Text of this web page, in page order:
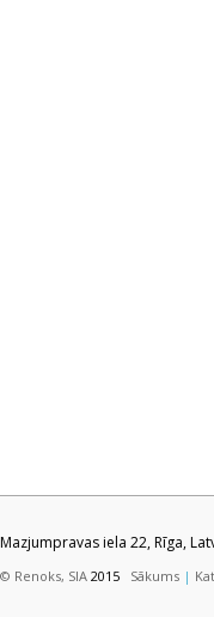
Mazjumpravas iela 22, Rīga,
© Renoks, SIA 2015 Sākums |